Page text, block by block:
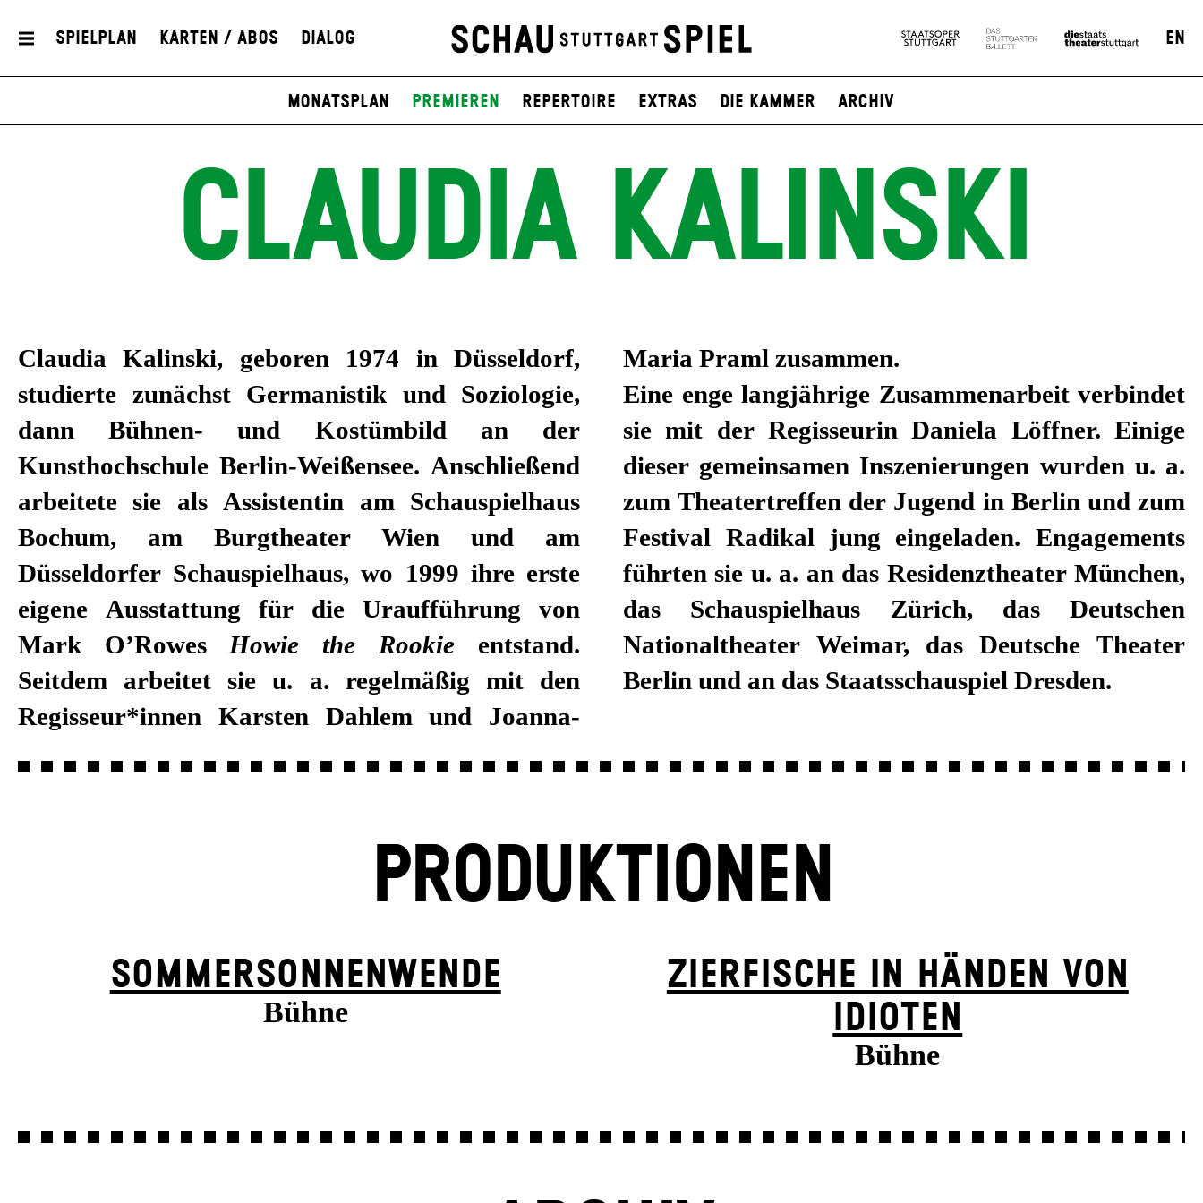
Spielplan Karten / Abos Dialog EN
Monatsplan Premieren Repertoire Extras Die Kammer Archiv
CLAUDIA KALINSKI
Claudia Kalinski, geboren 1974 in Düsseldorf,
studierte zunächst Germanistik und Soziologie,
dann Bühnen- und Kostümbild an der
Kunsthochschule Berlin-Weißensee. Anschließend
arbeitete sie als Assistentin am Schauspielhaus
Bochum, am Burgtheater Wien und am
Düsseldorfer Schauspielhaus, wo 1999 ihre erste
eigene Ausstattung für die Uraufführung von
Mark O’Rowes Howie the Rookie entstand.
Seitdem arbeitet sie u. a. regelmäßig mit den
Regisseur*innen Karsten Dahlem und Joanna-
Maria Praml zusammen.
Eine enge langjährige Zusammenarbeit verbindet
sie mit der Regisseurin Daniela Löffner. Einige
dieser gemeinsamen Inszenierungen wurden u. a.
zum Theatertreffen der Jugend in Berlin und zum
Festival Radikal jung eingeladen. Engagements
führten sie u. a. an das Residenztheater München,
das Schauspielhaus Zürich, das Deutschen
Nationaltheater Weimar, das Deutsche Theater
Berlin und an das Staatsschauspiel Dresden.
PRODUKTIONEN
SOMMER­SONNEN­WENDE
Bühne
ZIER­FISCHE IN HÄNDEN VON
IDIOTEN
Bühne